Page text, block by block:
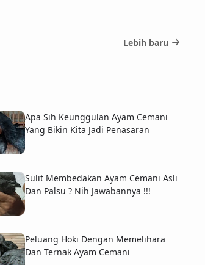
Lebih baru
Apa Sih Keunggulan Ayam Cemani
Yang Bikin Kita Jadi Penasaran
Sulit Membedakan Ayam Cemani Asli
Dan Palsu ? Nih Jawabannya !!!
Peluang Hoki Dengan Memelihara
Dan Ternak Ayam Cemani